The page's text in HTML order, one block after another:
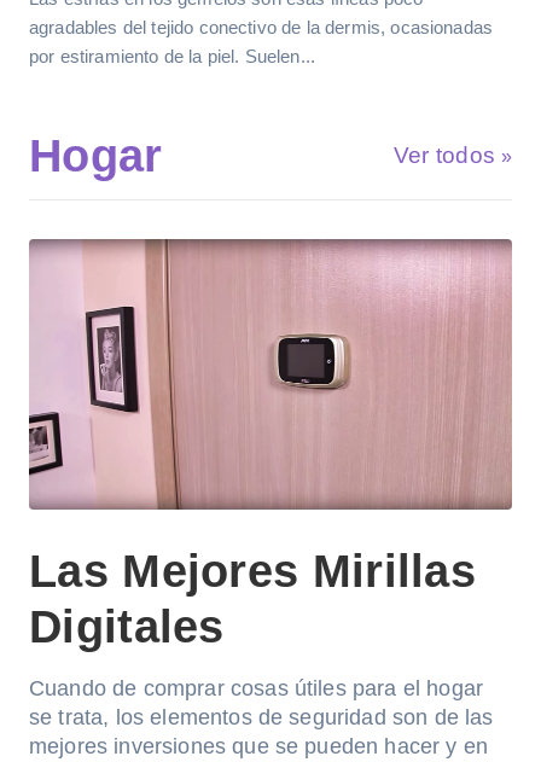
agradables del tejido conectivo de la dermis, ocasionadas
por estiramiento de la piel. Suelen...
Hogar Ver todos
Las Mejores Mirillas
Digitales
Cuando de comprar cosas útiles para el hogar
se trata, los elementos de seguridad son de las
mejores inversiones que se pueden hacer y en